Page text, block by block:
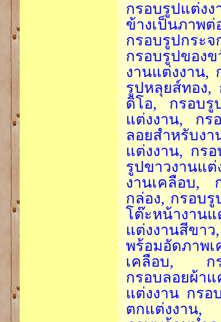
กรอบรูปแต่ง
ข้างเป็นภาพ
กรอบรูปกระ
กรอบรูปของ
งานแต่งงาน,
รูปหลุยส์ทอง,
ดิโอ, กรอบรู
แต่งงาน, กร
ลอยสำหรับง
แต่งงาน, กร
รูปขาวงานแ
งานเคลือบ,
กล่อง, กรอบรู
โต๊ะหน้างาน
แต่งงานสีขาว
พร้อมอัดภา
เคลือบ, กรอ
กรอบลอยผ้
แต่งงาน กรอ
ตกแต่งงาน,